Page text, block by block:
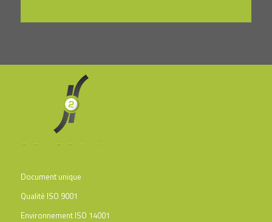
Document unique
Qualité ISO 9001
Environnement ISO 14001